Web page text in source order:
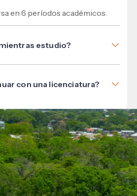
en 6 períodos académicos.
estudio?
para que puedas aplicar lo
con una licenciatura?
Mercadotecnia o